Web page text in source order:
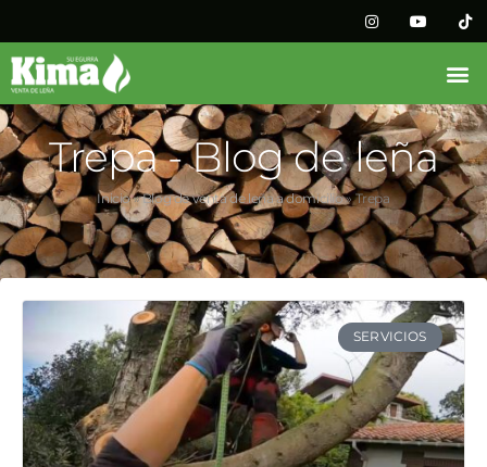
Trepa - Blog de leña
Inicio»Blog de venta de leña a domicilio»Trepa
SERVICIOS